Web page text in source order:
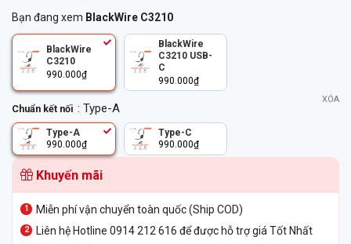
Bạn đang xem BlackWire C3210
BlackWire
C3210
990.000₫
BlackWire
C3210 USB-
C
990.000₫
Chuẩn kết nối : Type-A
Type-A
990.000₫
Type-C
990.000₫
XÓA
Khuyến mãi
Miễn phí vận chuyển toàn quốc (Ship COD)
Liên hệ Hotline 0914 212 616 để được hỗ trợ giá Tốt Nhất